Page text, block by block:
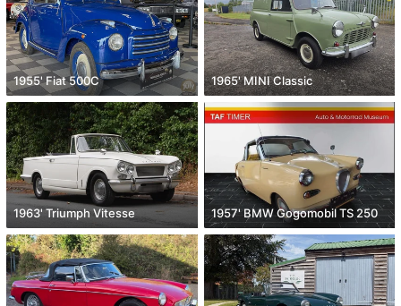
1955' Fiat 500C 1965' MINI Classic
1963' Triumph Vitesse 1957' BMW Gogomobil TS 250